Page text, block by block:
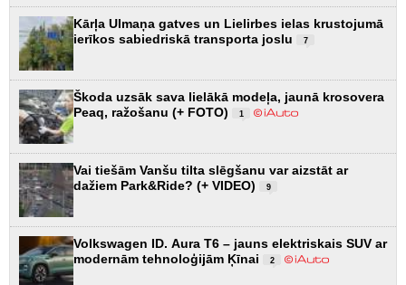
Kārļa Ulmaņa gatves un Lielirbes ielas krustojumā
ierīkos sabiedriskā transporta joslu
7
Škoda uzsāk sava lielākā modeļa, jaunā krosovera
Peaq, ražošanu (+ FOTO)
1
Vai tiešām Vanšu tilta slēgšanu var aizstāt ar
dažiem Park&Ride? (+ VIDEO)
9
Volkswagen ID. Aura T6 – jauns elektriskais SUV ar
modernām tehnoloģijām Ķīnai
2